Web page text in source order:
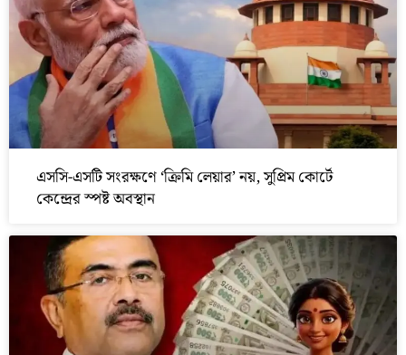
এসসি-এসটি সংরক্ষণে ‘ক্রিমি লেয়ার’ নয়, সুপ্রিম কোর্টে
কেন্দ্রের স্পষ্ট অবস্থান